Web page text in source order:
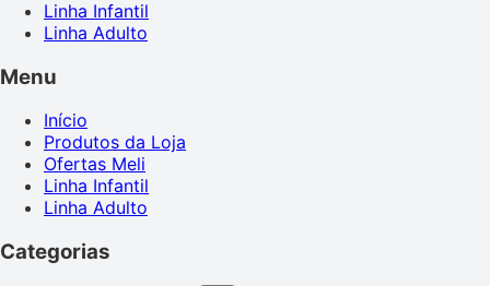
Linha Infantil
Linha Adulto
Menu
Início
Produtos da Loja
Ofertas Meli
Linha Infantil
Linha Adulto
Categorias